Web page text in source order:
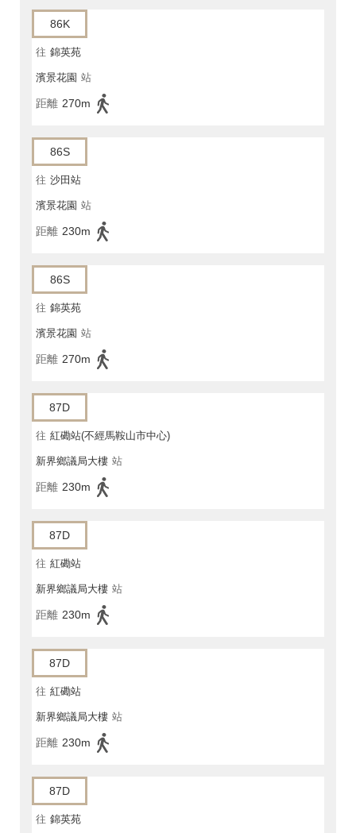
86K
往 錦英苑
濱景花園 站
距離 270m
86S
往 沙田站
濱景花園 站
距離 230m
86S
往 錦英苑
濱景花園 站
距離 270m
87D
往 紅磡站(不經馬鞍山市中心)
新界鄉議局大樓 站
距離 230m
87D
往 紅磡站
新界鄉議局大樓 站
距離 230m
87D
往 紅磡站
新界鄉議局大樓 站
距離 230m
87D
往 錦英苑